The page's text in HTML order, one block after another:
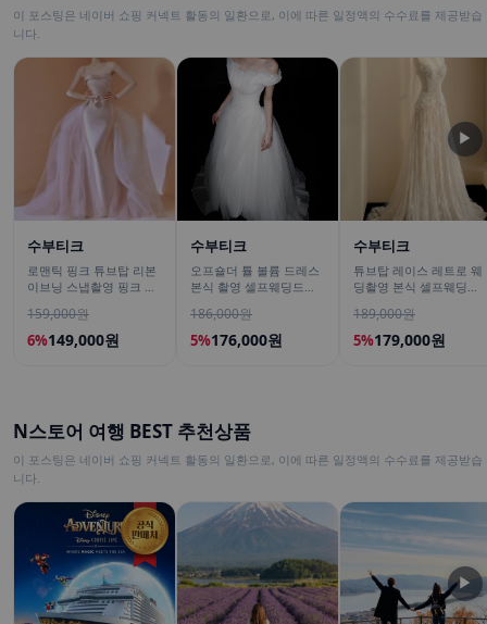
이 포스팅은 네이버 쇼핑 커넥트 활동의 일환으로, 이에 따른 일정액의 수수료를 제공받습
니다.
수부티크
로맨틱 핑크 튜브탑 리본
이브닝 스냅촬영 핑크 셀
159,000원
6%149,000원
수부티크
오프숄더 튤 볼륨 드레스
본식 촬영 셀프웨딩드레
186,000원
5%176,000원
수부티크
튜브탑 레이스 레트로 웨
딩촬영 본식 셀프웨딩드
189,000원
5%179,000원
▶
N스토어 여행 BEST 추천상품
이 포스팅은 네이버 쇼핑 커넥트 활동의 일환으로, 이에 따른 일정액의 수수료를 제공받습
니다.
▶